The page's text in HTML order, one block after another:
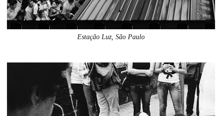
Estação Luz, São Paulo